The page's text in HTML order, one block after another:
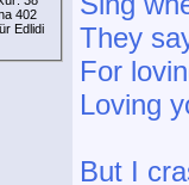
402
Edlidi
They
For
Loving
But I